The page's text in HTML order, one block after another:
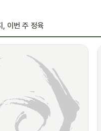
, 이번 주 정육